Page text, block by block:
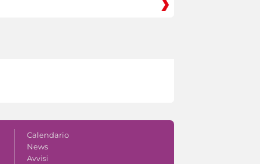
Calendario
News
Avvisi